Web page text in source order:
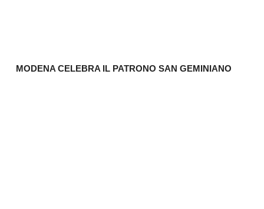
MODENA CELEBRA IL PATRONO SAN GEMINIANO